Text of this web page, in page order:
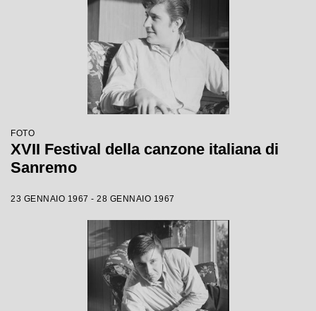
FOTO
XVII Festival della canzone italiana di
Sanremo
23 GENNAIO 1967 - 28 GENNAIO 1967